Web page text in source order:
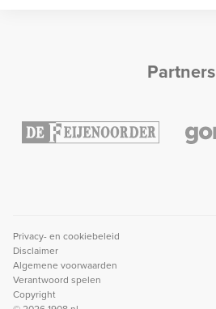
Partners
Privacy- en cookiebeleid
Disclaimer
Algemene voorwaarden
Verantwoord spelen
Copyright